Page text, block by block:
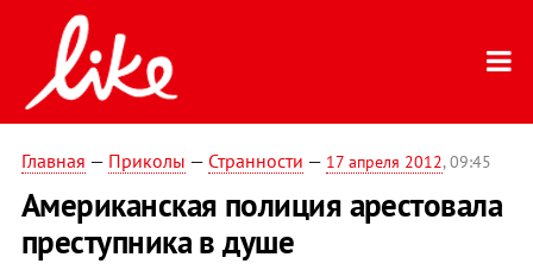
Главная — Приколы — Странности — 17 апреля 2012, 09:45
Американская полиция арестовала
преступника в душе